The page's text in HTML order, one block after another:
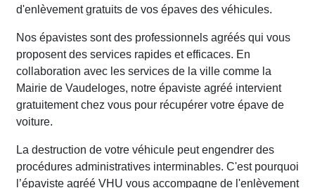
d'enlèvement gratuits de vos épaves des véhicules.
Nos épavistes sont des professionnels agréés qui vous
proposent des services rapides et efficaces. En
collaboration avec les services de la ville comme la
Mairie de Vaudeloges, notre épaviste agréé intervient
gratuitement chez vous pour récupérer votre épave de
voiture.
La destruction de votre véhicule peut engendrer des
procédures administratives interminables. C'est pourquoi
l’épaviste agréé VHU vous accompagne de l'enlèvement